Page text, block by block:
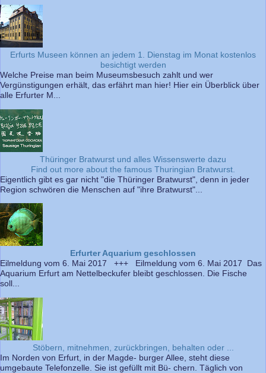
Erfurts Museen können an jedem 1. Dienstag im Monat kostenlos
besichtigt werden
Welche Preise man beim Museumsbesuch zahlt und wer
Vergünstigungen erhält, das erfährt man hier! Hier ein Überblick über
alle Erfurter M...
Thüringer Bratwurst und alles Wissenswerte dazu
Find out more about the famous Thuringian Bratwurst.
Eigentlich gibt es gar nicht "die Thüringer Bratwurst", denn in jeder
Region schwören die Menschen auf "ihre Bratwurst"...
Erfurter Aquarium geschlossen
Eilmeldung vom 6. Mai 2017 +++ Eilmeldung vom 6. Mai 2017 Das
Aquarium Erfurt am Nettelbeckufer bleibt geschlossen. Die Fische
soll...
Stöbern, mitnehmen, zurückbringen, behalten oder ...
Im Norden von Erfurt, in der Magde- burger Allee, steht diese
umgebaute Telefonzelle. Sie ist gefüllt mit Bü- chern. Täglich von